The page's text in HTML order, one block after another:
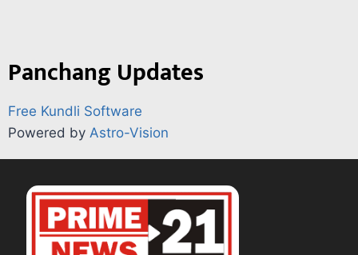
Panchang Updates
Free Kundli Software
Powered by Astro-Vision